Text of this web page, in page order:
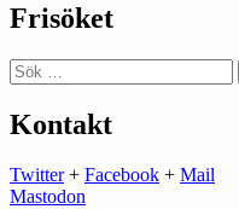
Frisöket
Sök
efter:
Kontakt
Twitter+ Facebook + Mail
Mastodon